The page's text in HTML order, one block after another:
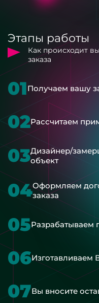
Этапы работы
Как происходит
заказа
01Получаем вашу
02Рассчитаем
03Дизайнер/
объект
04Оформляем
заказа
05Разрабатываем
06Изготавливаем
07Вы вносите